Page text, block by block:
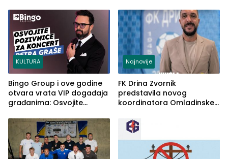
rješenje
KULTURA
Bingo Group i ove godine
otvara vrata VIP događaja
građanima: Osvojite
Graše
Najnovije
FK Drina Zvornik
predstavila novog
koordinatora Omladinske